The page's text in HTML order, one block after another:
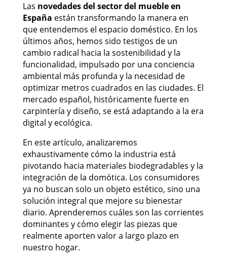
Las novedades del sector del mueble en
España están transformando la manera en
que entendemos el espacio doméstico. En los
últimos años, hemos sido testigos de un
cambio radical hacia la sostenibilidad y la
funcionalidad, impulsado por una conciencia
ambiental más profunda y la necesidad de
optimizar metros cuadrados en las ciudades. El
mercado español, históricamente fuerte en
carpintería y diseño, se está adaptando a la era
digital y ecológica.
En este artículo, analizaremos
exhaustivamente cómo la industria está
pivotando hacia materiales biodegradables y la
integración de la domótica. Los consumidores
ya no buscan solo un objeto estético, sino una
solución integral que mejore su bienestar
diario. Aprenderemos cuáles son las corrientes
dominantes y cómo elegir las piezas que
realmente aporten valor a largo plazo en
nuestro hogar.